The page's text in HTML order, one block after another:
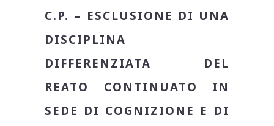
C.P. – ESCLUSIONE DI UNA
DISCIPLINA
DIFFERENZIATA DEL
REATO CONTINUATO IN
SEDE DI COGNIZIONE E DI